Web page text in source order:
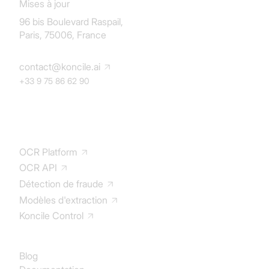
OCR Platform
OCR API
Détection de fraude
Modèles d'extraction
Koncile Control
Blog
Mises à jour
96 bis Boulevard Raspail,
Paris, 75006, France
contact@koncile.ai
+33 9 75 86 62 90